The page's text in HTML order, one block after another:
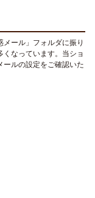
ール」フォルダに振り
なっています。当ショ
ールの設定をご確認いた